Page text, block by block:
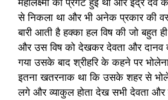
महालक्ष्मी की प्रगट हुई थी और इंद्र देव
से निकला था और भी अनेक प्रकार की
बारी आती है हक्का हल विष की जो बहुत
और उस विष को देखकर देवता और दानव
गया उसके बाद श्रीहरि के कहने पर
इतना खतरनाक था कि उसके शहर से
लगे और व्याकुल होता देख सभी देवता और